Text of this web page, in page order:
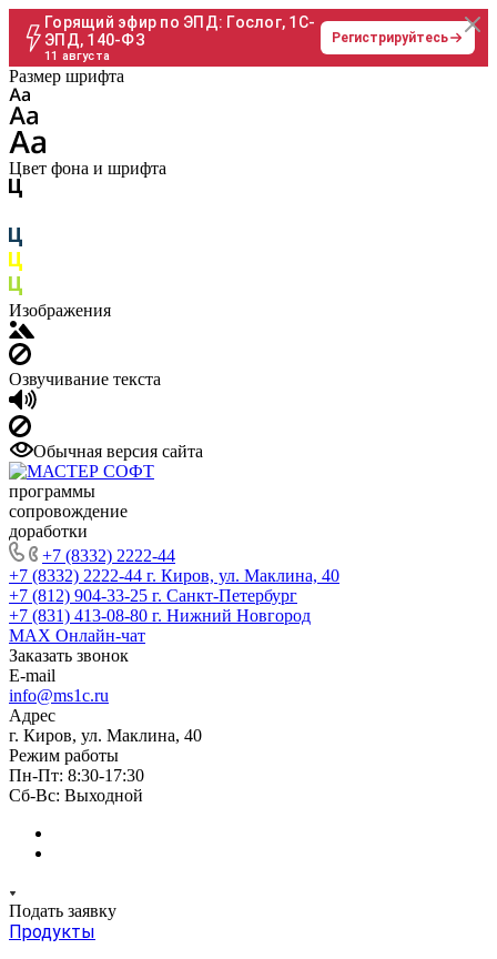
Горящий эфир по ЭПД: Гослог, 1С-
ЭПД, 140-ФЗ
11 августа
Регистрируйтесь
Размер шрифта
Цвет фона и шрифта
Изображения
Озвучивание текста
Обычная версия сайта
программы
сопровождение
доработки
+7 (8332) 2222-44
+7 (8332) 2222-44 г. Киров, ул. Маклина, 40
+7 (812) 904-33-25 г. Санкт-Петербург
+7 (831) 413-08-80 г. Нижний Новгород
MAX Онлайн-чат
Заказать звонок
E-mail
info@ms1c.ru
Адрес
г. Киров, ул. Маклина, 40
Режим работы
Пн-Пт: 8:30-17:30
Cб-Вс: Выходной
Подать заявку
Продукты